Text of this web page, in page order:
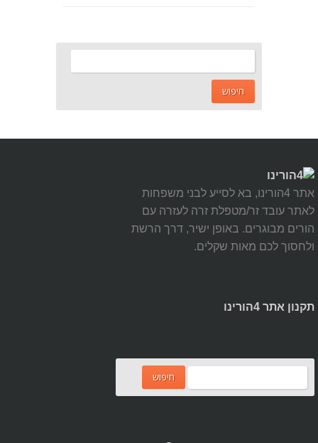
אתר 4הורינו, בא לסייע לבני משפחות
לאתר עובד זר/מטפלת זרה לעזרה עם
הורים מבוגרים. באופן ישיר, דרך הרשת
ולחסוך לכם מאות שקלים.
תקנון אתר 4הורינו